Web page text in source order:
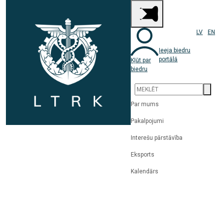
Kļūt par
biedru
Ieeja biedru
portālā
LV EN
Par mums
Pakalpojumi
Interešu pārstāvība
Eksports
Kalendārs